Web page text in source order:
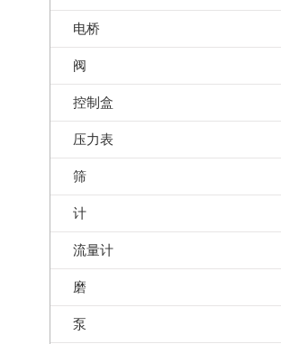
电桥
阀
控制盒
压力表
筛
计
流量计
磨
泵